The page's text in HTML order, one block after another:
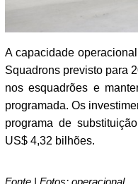
A capacidade
Squadrons previsto para
nos esquadrões e
programada. Os
programa de
US$ 4,32 bilhões.
Fonte | Fotos: operacional